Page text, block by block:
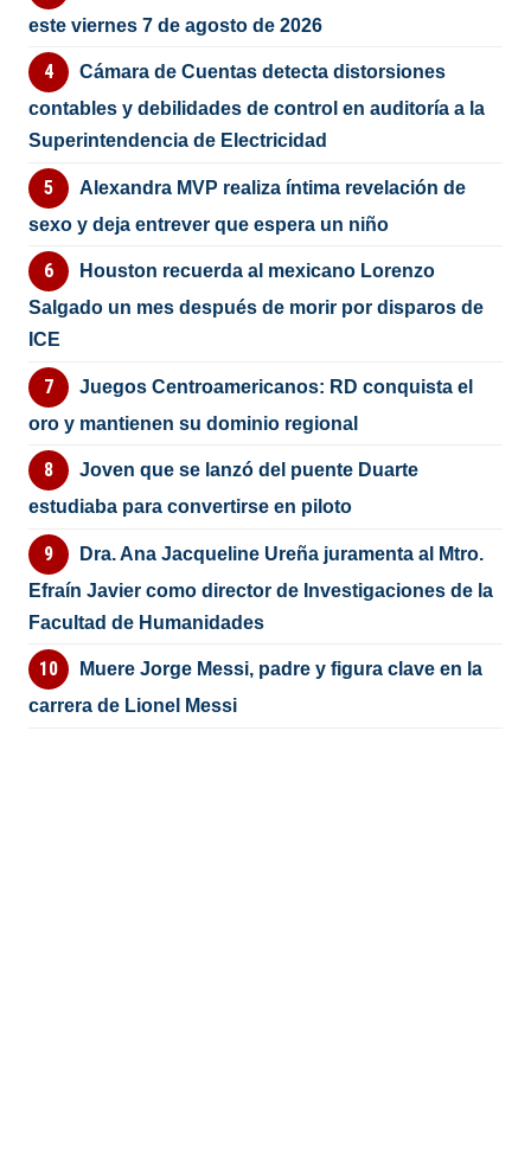
este viernes 7 de agosto de 2026
Cámara de Cuentas detecta distorsiones
contables y debilidades de control en auditoría a la
Superintendencia de Electricidad
Alexandra MVP realiza íntima revelación de
sexo y deja entrever que espera un niño
Houston recuerda al mexicano Lorenzo
Salgado un mes después de morir por disparos de
ICE
Juegos Centroamericanos: RD conquista el
oro y mantienen su dominio regional
Joven que se lanzó del puente Duarte
estudiaba para convertirse en piloto
Dra. Ana Jacqueline Ureña juramenta al Mtro.
Efraín Javier como director de Investigaciones de la
Facultad de Humanidades
Muere Jorge Messi, padre y figura clave en la
carrera de Lionel Messi